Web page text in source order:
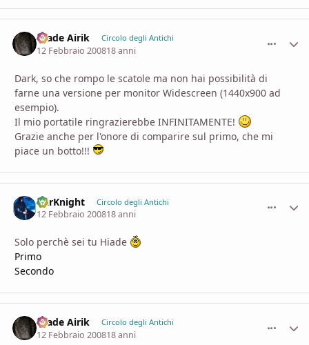
Hiade Airik Circolo degli Antichi
12 Febbraio 200818 anni
Dark, so che rompo le scatole ma non hai possibilità di
farne una versione per monitor Widescreen (1440x900 ad
esempio).
Il mio portatile ringrazierebbe INFINITAMENTE!
Grazie anche per l'onore di comparire sul primo, che mi
piace un botto!!!
DarKnight Circolo degli Antichi
12 Febbraio 200818 anni
Solo perchè sei tu Hiade
Primo
Secondo
Hiade Airik Circolo degli Antichi
12 Febbraio 200818 anni